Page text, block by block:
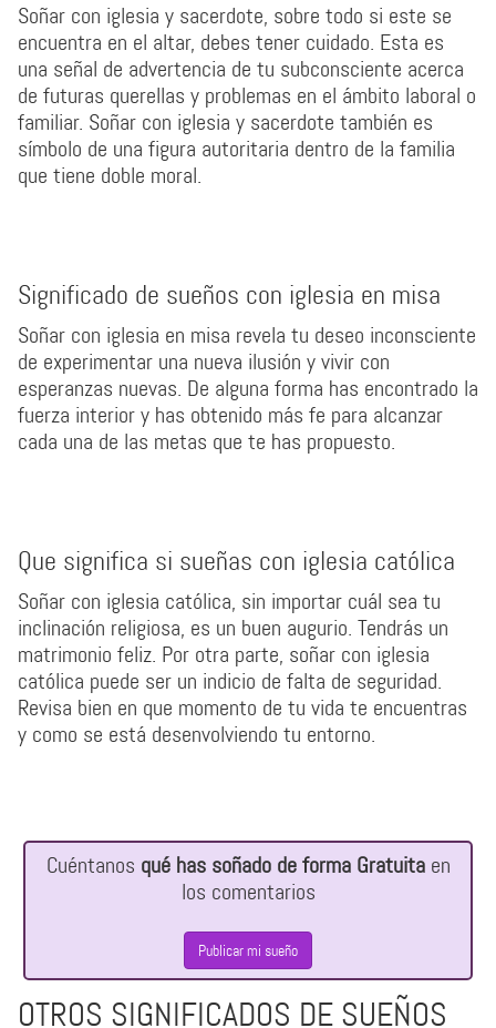
Soñar con iglesia y sacerdote, sobre todo si este se
encuentra en el altar, debes tener cuidado. Esta es
una señal de advertencia de tu subconsciente acerca
de futuras querellas y problemas en el ámbito laboral o
familiar. Soñar con iglesia y sacerdote también es
símbolo de una figura autoritaria dentro de la familia
que tiene doble moral.
Significado de sueños con iglesia en misa
Soñar con iglesia en misa revela tu deseo inconsciente
de experimentar una nueva ilusión y vivir con
esperanzas nuevas. De alguna forma has encontrado la
fuerza interior y has obtenido más fe para alcanzar
cada una de las metas que te has propuesto.
Que significa si sueñas con iglesia católica
Soñar con iglesia católica, sin importar cuál sea tu
inclinación religiosa, es un buen augurio. Tendrás un
matrimonio feliz. Por otra parte, soñar con iglesia
católica puede ser un indicio de falta de seguridad.
Revisa bien en que momento de tu vida te encuentras
y como se está desenvolviendo tu entorno.
Cuéntanos qué has soñado de forma Gratuitaen
los comentarios
Publicar mi sueño
OTROS SIGNIFICADOS DE SUEÑOS